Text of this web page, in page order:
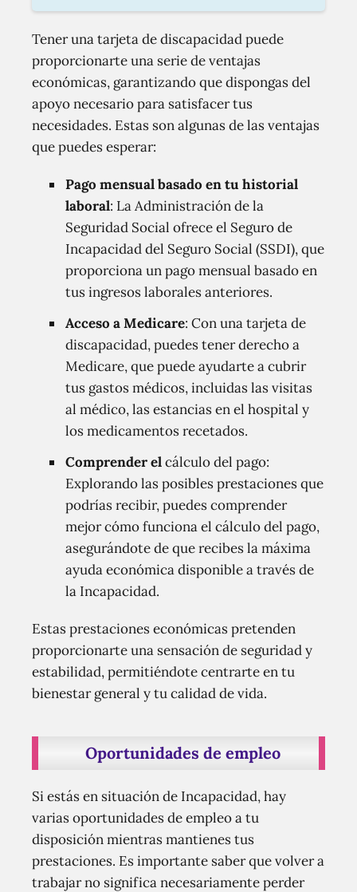
Tener una tarjeta de discapacidad puede
proporcionarte una serie de ventajas
económicas, garantizando que dispongas del
apoyo necesario para satisfacer tus
necesidades. Estas son algunas de las ventajas
que puedes esperar:
Pago mensual basado en tu historial
laboral: La Administración de la
Seguridad Social ofrece el Seguro de
Incapacidad del Seguro Social (SSDI), que
proporciona un pago mensual basado en
tus ingresos laborales anteriores.
Acceso a Medicare: Con una tarjeta de
discapacidad, puedes tener derecho a
Medicare, que puede ayudarte a cubrir
tus gastos médicos, incluidas las visitas
al médico, las estancias en el hospital y
los medicamentos recetados.
Comprender elcálculo del pago:
Explorando las posibles prestaciones que
podrías recibir, puedes comprender
mejor cómo funciona el cálculo del pago,
asegurándote de que recibes la máxima
ayuda económica disponible a través de
la Incapacidad.
Estas prestaciones económicas pretenden
proporcionarte una sensación de seguridad y
estabilidad, permitiéndote centrarte en tu
bienestar general y tu calidad de vida.
Oportunidades de empleo
Si estás en situación de Incapacidad, hay
varias oportunidades de empleo a tu
disposición mientras mantienes tus
prestaciones. Es importante saber que volver a
trabajar no significa necesariamente perder